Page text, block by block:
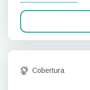
Cobertura